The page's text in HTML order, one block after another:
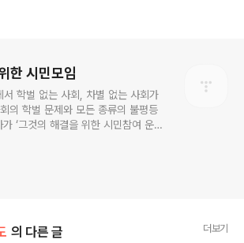
한 시민모임
학벌 없는 사회, 차별 없는 사회가
의 학벌 문제와 모든 종류의 불평등
가 ‘그것의 해결을 위한 시민참여 운
의 다른 글 더보기